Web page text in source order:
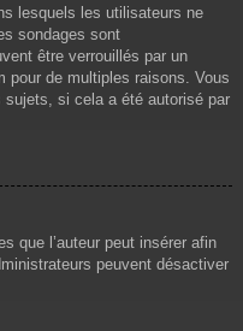
lesquels les utilisateurs ne
sondages sont
être verrouillés par un
pour de multiples raisons. Vous
sujets, si cela a été autorisé par
que l’auteur peut insérer afin
peuvent désactiver